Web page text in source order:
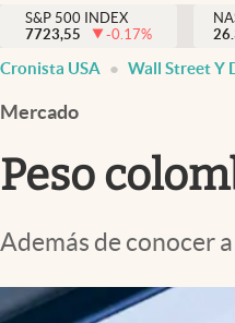
Trending
Streaming
S&P 500 INDEX
7723,55
-0.17%
Cronista USA Wall Street Y
Mercado
Peso
Además de conocer